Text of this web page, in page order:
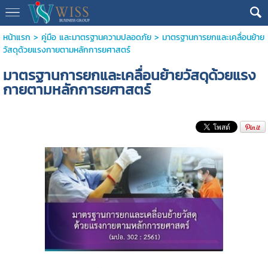
หน้าแรก > คู่มือ และมาตรฐานความปลอดภัย> มาตรฐานการยกและเคลื่อนย้าย
วัสดุด้วยแรงกายตามหลักการยศาสตร์
มาตรฐานการยกและเคลื่อนย้ายวัสดุด้วยแรง
กายตามหลักการยศาสตร์